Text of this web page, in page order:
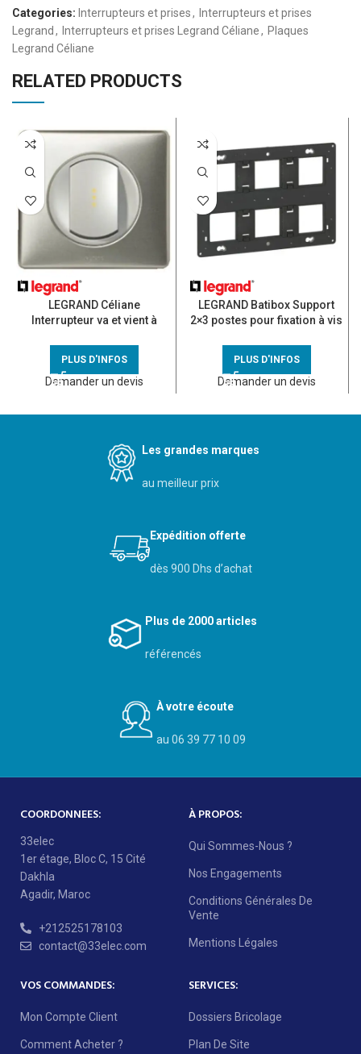
Categories: Interrupteurs et prises, Interrupteurs et prises
Legrand , Interrupteurs et prises Legrand Céliane, Plaques
Legrand Céliane
RELATED PRODUCTS
LEGRAND Céliane
Interrupteur va et vient à
PLUS D'INFOS
Demander un devis
LEGRAND Batibox Support
2×3 postes pour fixation à vis
PLUS D'INFOS
Demander un devis
Les grandes marques
au meilleur prix
Expédition offerte
dès 900 Dhs d’achat
Plus de 2000 articles
référencés
À votre écoute
au 06 39 77 10 09
COORDONNEES:
33elec
1er étage, Bloc C, 15 Cité
Dakhla
Agadir, Maroc
+212525178103
contact@33elec.com
À PROPOS:
Qui Sommes-Nous ?
Nos Engagements
Conditions Générales De
Vente
Mentions Légales
VOS COMMANDES:
Mon Compte Client
Comment Acheter ?
SERVICES:
Dossiers Bricolage
Plan De Site